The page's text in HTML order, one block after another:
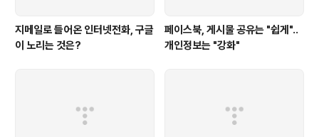
지메일로 들어온 인터넷전화, 구글
이 노리는 것은?
페이스북, 게시물 공유는 "쉽게"..
개인정보는 "강화"